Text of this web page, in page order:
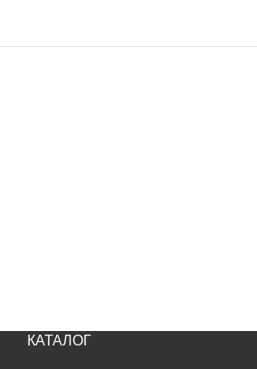
КАТАЛОГ